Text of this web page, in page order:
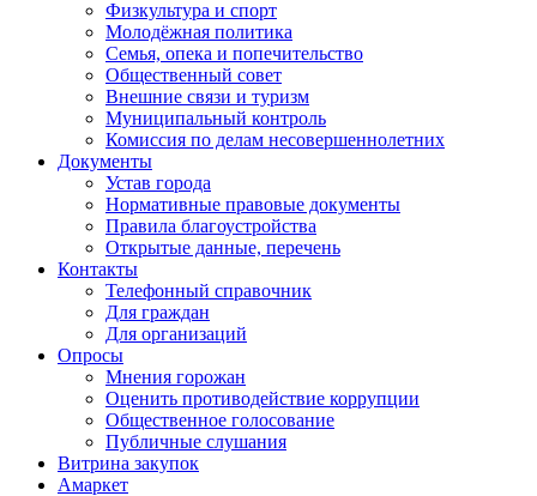
Физкультура и спорт
Молодёжная политика
Семья, опека и попечительство
Общественный совет
Внешние связи и туризм
Муниципальный контроль
Комиссия по делам несовершеннолетних
Документы
Устав города
Нормативные правовые документы
Правила благоустройства
Открытые данные, перечень
Контакты
Телефонный справочник
Для граждан
Для организаций
Опросы
Мнения горожан
Оценить противодействие коррупции
Общественное голосование
Публичные слушания
Витрина закупок
Амаркет